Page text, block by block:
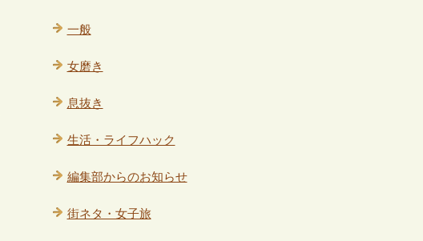
一般
女磨き
息抜き
生活・ライフハック
編集部からのお知らせ
街ネタ・女子旅